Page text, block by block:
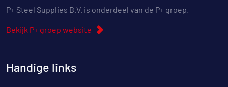
P+ Steel Supplies B.V. is onderdeel van de P+ groep.
Bekijk P+ groep website
Handige links